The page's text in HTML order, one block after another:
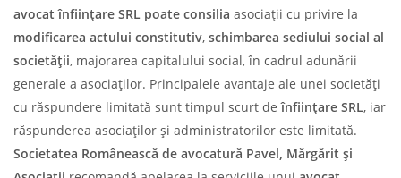
avocat înființare SRL poate consilia asociații cu privire la
modificarea actului constitutiv, schimbarea sediului social al
societății, majorarea capitalului social, în cadrul adunării
generale a asociaților. Principalele avantaje ale unei societăți
cu răspundere limitată sunt timpul scurt deînființare SRL, iar
răspunderea asociaților și administratorilor este limitată.
Societatea Românească de avocatură Pavel, Mărgărit și